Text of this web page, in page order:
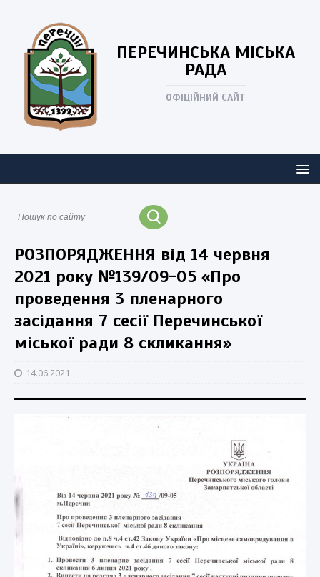
ПЕРЕЧИНСЬКА МІСЬКА
РАДА
ОФІЦІЙНИЙ САЙТ
РОЗПОРЯДЖЕННЯ від 14 червня
2021 року №139/09-05 «Про
проведення 3 пленарного
засідання 7 сесії Перечинської
міської ради 8 скликання»
14.06.2021